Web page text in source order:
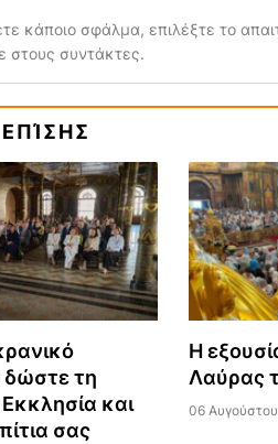
κάποιο σφάλμα, επιλέξτε το
στους συντάκτες.
δώστε τη
και
σας
Η
Λαύρας
06